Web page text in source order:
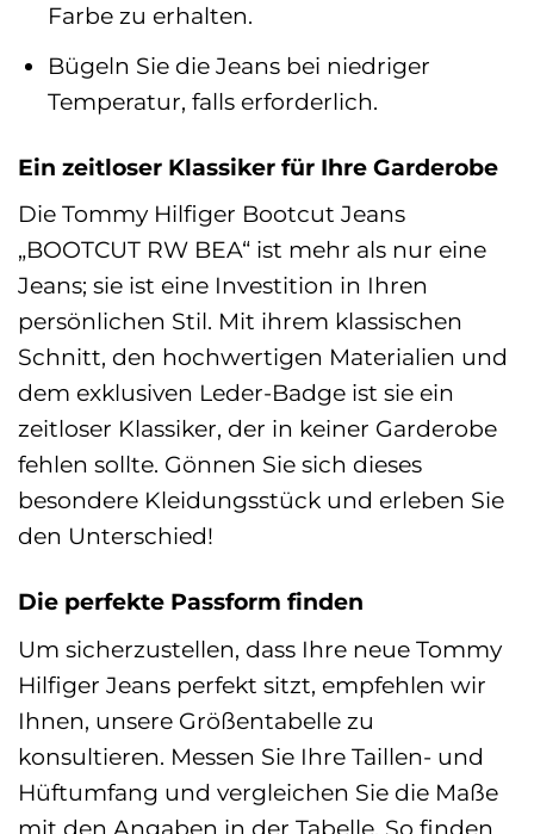
Farbe zu erhalten.
Bügeln Sie die Jeans bei niedriger
Temperatur, falls erforderlich.
Ein zeitloser Klassiker für Ihre Garderobe
Die Tommy Hilfiger Bootcut Jeans
„BOOTCUT RW BEA“ ist mehr als nur eine
Jeans; sie ist eine Investition in Ihren
persönlichen Stil. Mit ihrem klassischen
Schnitt, den hochwertigen Materialien und
dem exklusiven Leder-Badge ist sie ein
zeitloser Klassiker, der in keiner Garderobe
fehlen sollte. Gönnen Sie sich dieses
besondere Kleidungsstück und erleben Sie
den Unterschied!
Die perfekte Passform finden
Um sicherzustellen, dass Ihre neue Tommy
Hilfiger Jeans perfekt sitzt, empfehlen wir
Ihnen, unsere Größentabelle zu
konsultieren. Messen Sie Ihre Taillen- und
Hüftumfang und vergleichen Sie die Maße
mit den Angaben in der Tabelle. So finden